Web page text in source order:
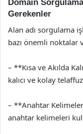
Domain
Gerekenler
Alan adı sorgulama
bazı önemli noktalar
– **Kısa ve Akılda
kalıcı ve kolay
– **Anahtar
anahtar kelimeleri